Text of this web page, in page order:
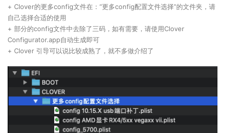
+ Clover的更多config文件在：“更多config配置文件选择”的文件夹，请
自己选择合适的使用
+ 部分的config文件中去除了三码，如有需要，请使用Clover
Configurator.app自动生成即可
+ Clover 引导可以说比较成熟了，就不多做介绍了